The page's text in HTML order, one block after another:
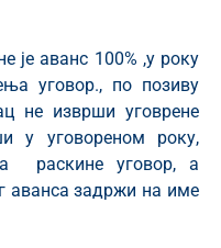
је аванс 100% ,у року
уговор., по позиву
не изврши уговрене
у уговореном року,
раскине уговор, а
аванса задржи на име